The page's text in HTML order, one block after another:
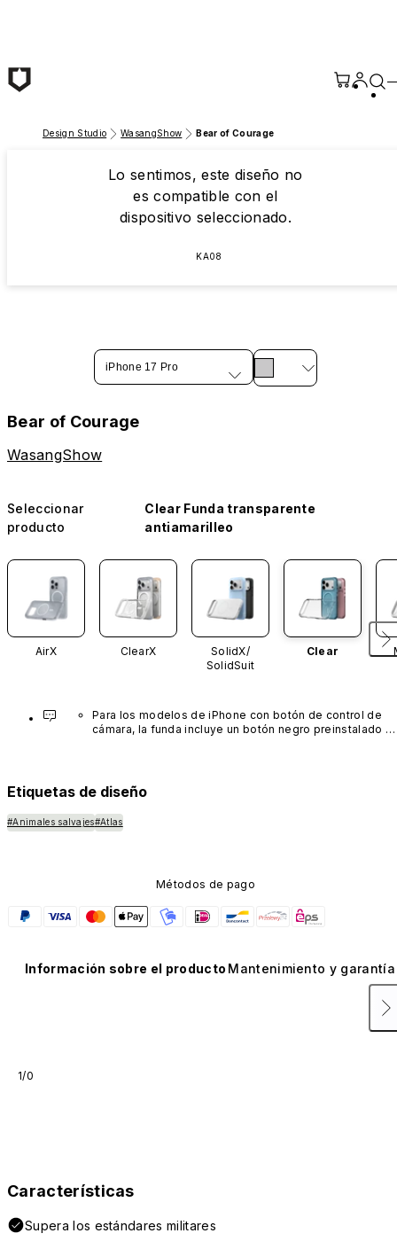
Design Studio WasangShow Bear of Courage
Lo sentimos, este diseño no
es compatible con el
dispositivo seleccionado.
KA08
iPhone 17 Pro
Bear of Courage
WasangShow
Seleccionar
producto
Clear Funda transparente
antiamarilleo
AirX ClearX
SolidX/
SolidSuit
Clear
Para los modelos de iPhone con botón de control de
cámara, la funda incluye un botón negro preinstalado
Etiquetas de diseño
#Animales salvajes#Atlas
Métodos de pago
Información sobre el producto Mantenimiento y garantía
1/0
Características
Supera los estándares militares